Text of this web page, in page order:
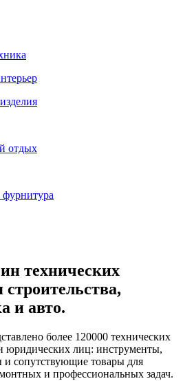
отдых
технических
строительства,
и авто.
более 120000 технических
юридических лиц: инструменты,
и сопутствующие товары для
и профессиональных задач.